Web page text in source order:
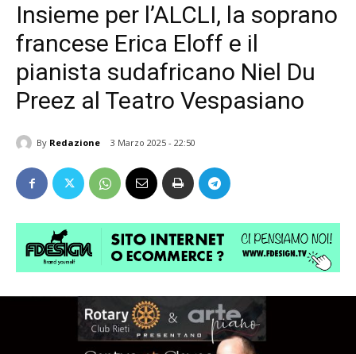
Insieme per l’ALCLI, la soprano
francese Erica Eloff e il
pianista sudafricano Niel Du
Preez al Teatro Vespasiano
By Redazione 3 Marzo 2025 - 22:50